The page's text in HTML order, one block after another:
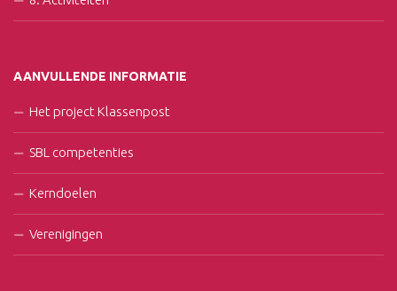
AANVULLENDE INFORMATIE
Het project Klassenpost
SBL competenties
Kerndoelen
Verenigingen